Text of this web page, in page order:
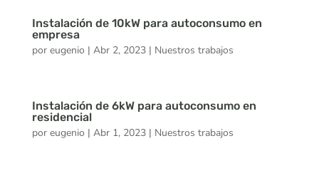
Instalación de 10kW para autoconsumo en
empresa
por eugenio | Abr 2, 2023| Nuestros trabajos
Instalación de 6kW para autoconsumo en
residencial
por eugenio | Abr 1, 2023| Nuestros trabajos